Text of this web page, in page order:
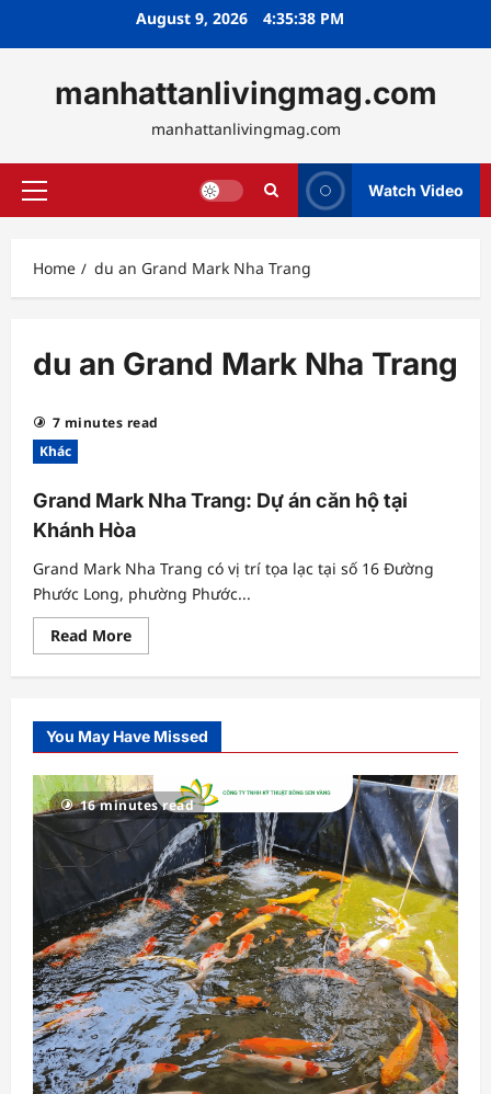
August 9, 2026 4:35:38 PM
manhattanlivingmag.com
manhattanlivingmag.com
Primary
Watch Video
Home du an Grand Mark Nha Trang
du an Grand Mark Nha Trang
7 minutes read
Khác
Grand Mark Nha Trang: Dự án căn hộ tại
Khánh Hòa
Grand Mark Nha Trang có vị trí tọa lạc tại số 16 Đường
Phước Long, phường Phước...
Read MoreRead
more
Grand
Trang:
Dự
án
căn
hộ
tại
Khánh
Hòa
You May Have Missed
16 minutes read